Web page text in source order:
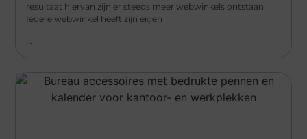
resultaat hiervan zijn er steeds meer webwinkels ontstaan.
Iedere webwinkel heeft zijn eigen
...